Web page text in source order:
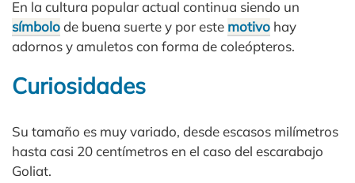
En la cultura popular actual continua siendo un
símbolode buena suerte y por este motivo hay
adornos y amuletos con forma de coleópteros.
Curiosidades
Su tamaño es muy variado, desde escasos milímetros
hasta casi 20 centímetros en el caso del escarabajo
Goliat.